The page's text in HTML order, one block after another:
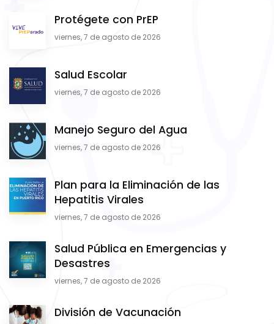
Protégete con PrEP
viernes, 7 de agosto de 2026
Salud Escolar
viernes, 7 de agosto de 2026
Manejo Seguro del Agua
viernes, 7 de agosto de 2026
Plan para la Eliminación de las
Hepatitis Virales
viernes, 7 de agosto de 2026
Salud Pública en Emergencias y
Desastres
viernes, 7 de agosto de 2026
División de Vacunación